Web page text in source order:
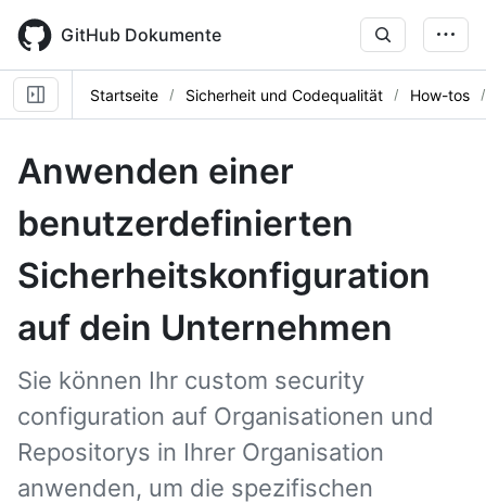
main
content
GitHub Dokumente
Startseite Sicherheit und Codequalität How-tos
Anwenden einer
benutzerdefinierten
Sicherheitskonfiguration
auf dein Unternehmen
Sie können Ihr custom security
configuration auf Organisationen und
Repositorys in Ihrer Organisation
anwenden, um die spezifischen